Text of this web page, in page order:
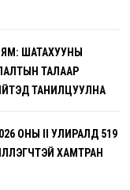
ШАТАХУУНЫ
ТАЛААР
ТАНИЛЦУУЛНА
ОНЫ II УЛИРАЛД 519
ХАМТРАН